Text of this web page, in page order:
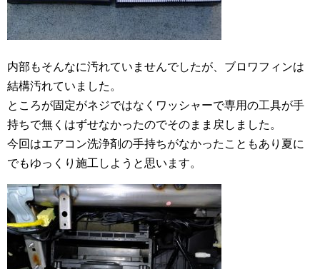
内部もそんなに汚れていませんでしたが、ブロワフィンは
結構汚れていました。
ところが固定がネジではなくワッシャーで専用の工具が手
持ちで無くはずせなかったのでそのまま戻しました。
今回はエアコン洗浄剤の手持ちがなかったこともあり夏に
でもゆっくり施工しようと思います。